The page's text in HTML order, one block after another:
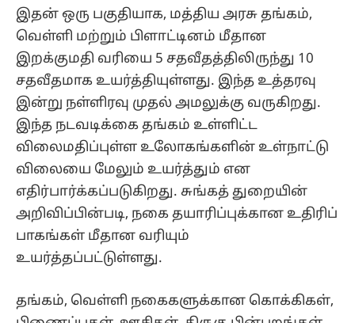
இதன் ஒரு பகுதியாக, மத்திய அரசு தங்கம்,
வெள்ளி மற்றும் பிளாட்டினம் மீதான
இறக்குமதி வரியை 5 சதவீதத்திலிருந்து 10
சதவீதமாக உயர்த்தியுள்ளது. இந்த உத்தரவு
இன்று நள்ளிரவு முதல் அமலுக்கு வருகிறது.
இந்த நடவடிக்கை தங்கம் உள்ளிட்ட
விலைமதிப்புள்ள உலோகங்களின் உள்நாட்டு
விலையை மேலும் உயர்த்தும் என
எதிர்பார்க்கப்படுகிறது. சுங்கத் துறையின்
அறிவிப்பின்படி, நகை தயாரிப்புக்கான உதிரிப்
பாகங்கள் மீதான வரியும்
உயர்த்தப்பட்டுள்ளது.
தங்கம், வெள்ளி நகைகளுக்கான கொக்கிகள்,